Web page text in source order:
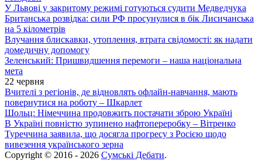
У Львові у закритому режимі готуються судити Медведчука
Британська розвідка: сили РФ просунулися в бік Лисичанська
на 5 кілометрів
Влучання блискавки, утоплення, втрата свідомості: як надати
домедичну допомогу
Зеленський: Пришвидшення перемоги – наша національна
мета
22 червня
Вчителі з регіонів, де відновлять офлайн-навчання, мають
повернутися на роботу – Шкарлет
Шольц: Німеччина продовжить постачати зброю Україні
В Україні повністю зупинено нафтопереробку – Вітренко
Туреччина заявила, що досягла прогресу з Росією щодо
вивезення українського зерна
Copyright © 2016 - 2026 Сумські Дебати.